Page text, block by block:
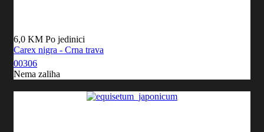
6,0 KM Po jedinici
Carex nigra - Crna trava
00306
Nema zaliha